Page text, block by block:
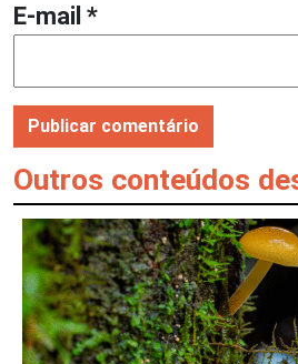
E-mail *
Outros conteúdos